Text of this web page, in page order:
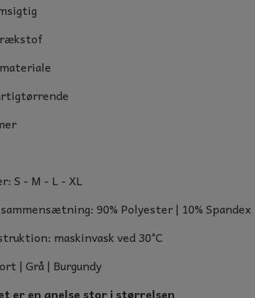
S - M - L - XL
90% Polyester | 10% Spandex
maskinvask ved 30°C
| Grå | Burgundy
er en anelse stor i størrelsen